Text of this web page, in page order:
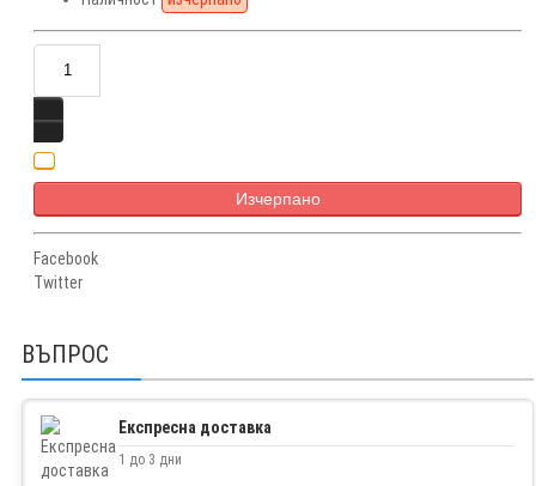
Изчерпано
Facebook
Twitter
ВЪПРОС
Експресна доставка
1 до 3 дни